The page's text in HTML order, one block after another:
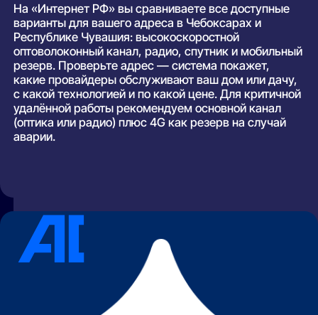
На «Интернет РФ» вы сравниваете все доступные
варианты для вашего адреса в Чебоксарах и
Республике Чувашия: высокоскоростной
оптоволоконный канал, радио, спутник и мобильный
резерв. Проверьте адрес — система покажет,
какие провайдеры обслуживают ваш дом или дачу,
с какой технологией и по какой цене. Для критичной
удалённой работы рекомендуем основной канал
(оптика или радио) плюс 4G как резерв на случай
аварии.